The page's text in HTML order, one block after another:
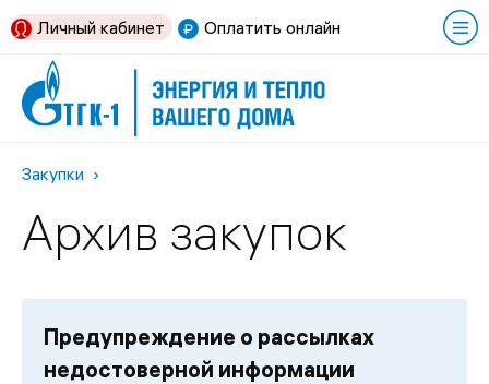
Оплатить онлайн
Личный кабинет
Закупки
Архив закупок
Предупреждение о рассылках
недостоверной информации